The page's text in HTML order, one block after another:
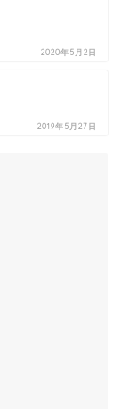
2020年5月2日
2019年5月27日